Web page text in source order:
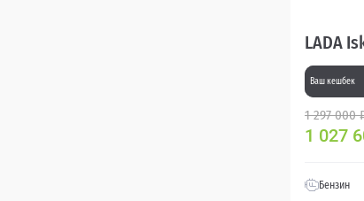
LADA
Ваш кешбек
1 297 000
1 027
Бензин